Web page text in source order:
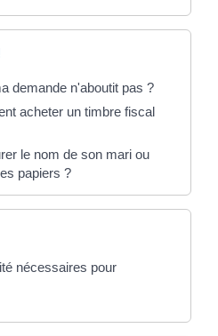
demande n'aboutit pas ?
acheter un timbre fiscal
le nom de son mari ou
papiers ?
nécessaires pour